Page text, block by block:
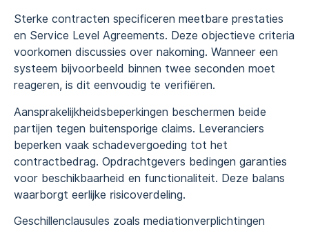
Sterke contracten specificeren meetbare prestaties
en Service Level Agreements. Deze objectieve criteria
voorkomen discussies over nakoming. Wanneer een
systeem bijvoorbeeld binnen twee seconden moet
reageren, is dit eenvoudig te verifiëren.
Aansprakelijkheidsbeperkingen beschermen beide
partijen tegen buitensporige claims. Leveranciers
beperken vaak schadevergoeding tot het
contractbedrag. Opdrachtgevers bedingen garanties
voor beschikbaarheid en functionaliteit. Deze balans
waarborgt eerlijke risicoverdeling.
Geschillenclausules zoals mediationverplichtingen